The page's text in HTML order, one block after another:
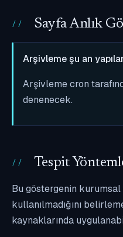
Sayfa Anlık
Arşivleme şu an
Arşivleme cron
denenecek.
Tespit
Bu göstergenin kurumsal
kullanılmadığını
kaynaklarında